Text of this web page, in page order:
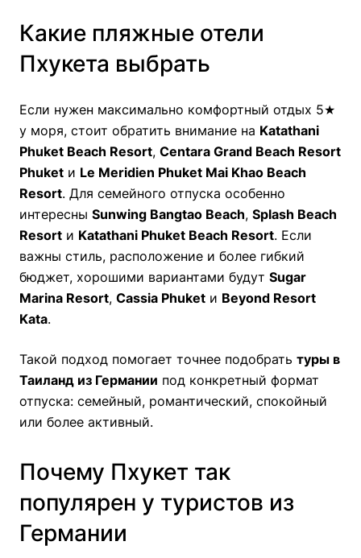
Какие пляжные отели
Пхукета выбрать
Если нужен максимально комфортный отдых 5★
у моря, стоит обратить внимание на Katathani
Phuket Beach Resort, Centara Grand Beach Resort
Phuket и Le Meridien Phuket Mai Khao Beach
Resort. Для семейного отпуска особенно
интересны Sunwing Bangtao Beach, Splash Beach
Resort и Katathani Phuket Beach Resort. Если
важны стиль, расположение и более гибкий
бюджет, хорошими вариантами будут Sugar
Marina Resort, Cassia Phuket и Beyond Resort
Kata.
Такой подход помогает точнее подобрать туры в
Таиланд из Германии под конкретный формат
отпуска: семейный, романтический, спокойный
или более активный.
Почему Пхукет так
популярен у туристов из
Германии